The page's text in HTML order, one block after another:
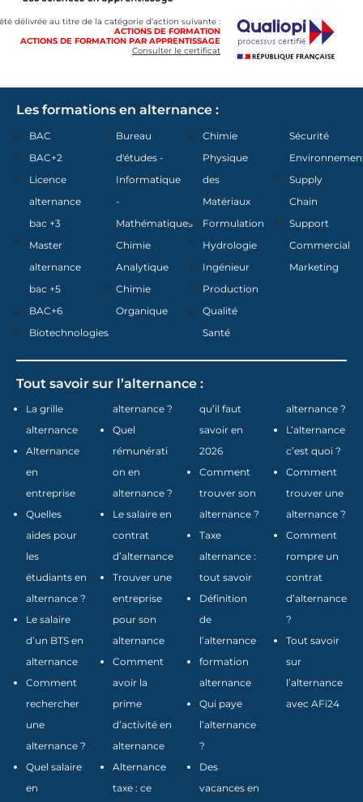
délivrée au titre de la catégorie d’action suivante :
ACTIONS DE FORMATION
ACTIONS DE FORMATION PAR APPRENTISSAGE
Consulter le certificat
Les formations en alternance :
BAC
BAC+2
Licence
alternance
bac +3
Master
alternance
bac +5
BAC+6
Biotechnologies
Bureau
d'études -
Informatique
-
Mathématiques
Chimie
Analytique
Chimie
Organique
Chimie
Physique
des
Matériaux
Formulation
Hydrologie
Ingénieur
Production
Qualité
Santé
Sécurité
Supply
Chain
Support
Commercial
Marketing
Tout savoir sur l’alternance :
La grille
alternance
Alternance
en
entreprise
Quelles
aides pour
les
étudiants en
alternance ?
Le salaire
d’un BTS en
alternance
Comment
rechercher
une
alternance ?
Quel salaire
en
alternance ?
Quel
rémunérati
on en
alternance ?
Le salaire en
contrat
d’alternance
Trouver une
entreprise
pour son
alternance
Comment
avoir la
prime
d’activité en
alternance
Alternance
taxe : ce
qu’il faut
savoir en
2026
Comment
trouver son
alternance ?
Taxe
alternance :
tout savoir
Définition
de
l’alternance
formation
alternance
Qui paye
l’alternance
?
Des
vacances en
alternance ?
L’alternance
c’est quoi ?
Comment
trouver une
alternance ?
Comment
rompre un
contrat
d’alternance
?
Tout savoir
sur
l’alternance
avec AFi24